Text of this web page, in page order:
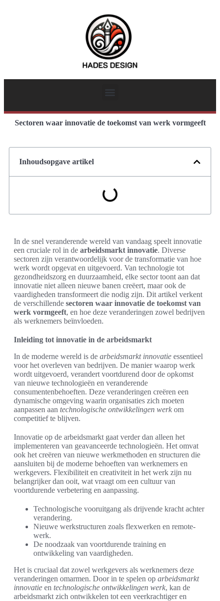
Sectoren waar innovatie de toekomst van werk vormgeeft
Inhoudsopgave artikel
In de snel veranderende wereld van vandaag speelt innovatie
een cruciale rol in de arbeidsmarkt innovatie. Diverse
sectoren zijn verantwoordelijk voor de transformatie van hoe
werk wordt opgevat en uitgevoerd. Van technologie tot
gezondheidszorg en duurzaamheid, elke sector toont aan dat
innovatie niet alleen nieuwe banen creëert, maar ook de
vaardigheden transformeert die nodig zijn. Dit artikel verkent
de verschillende sectoren waar innovatie de toekomst van
werk vormgeeft, en hoe deze veranderingen zowel bedrijven
als werknemers beïnvloeden.
Inleiding tot innovatie in de arbeidsmarkt
In de moderne wereld is de arbeidsmarkt innovatie essentieel
voor het overleven van bedrijven. De manier waarop werk
wordt uitgevoerd, verandert voortdurend door de opkomst
van nieuwe technologieën en veranderende
consumentenbehoeften. Deze veranderingen creëren een
dynamische omgeving waarin organisaties zich moeten
aanpassen aan technologische ontwikkelingen werk om
competitief te blijven.
Innovatie op de arbeidsmarkt gaat verder dan alleen het
implementeren van geavanceerde technologieën. Het omvat
ook het creëren van nieuwe werkmethoden en structuren die
aansluiten bij de moderne behoeften van werknemers en
werkgevers. Flexibiliteit en creativiteit in het werk zijn nu
belangrijker dan ooit, wat vraagt om een cultuur van
voortdurende verbetering en aanpassing.
Technologische vooruitgang als drijvende kracht achter
verandering.
Nieuwe werkstructuren zoals flexwerken en remote-
werk.
De noodzaak van voortdurende training en
ontwikkeling van vaardigheden.
Het is cruciaal dat zowel werkgevers als werknemers deze
veranderingen omarmen. Door in te spelen op arbeidsmarkt
innovatie en technologische ontwikkelingen werk, kan de
arbeidsmarkt zich ontwikkelen tot een veerkrachtiger en